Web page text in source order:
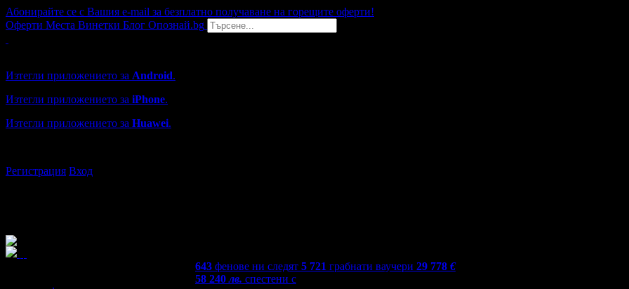
Абонирайте се с Вашия e-mail за безплатно получаване на горещите оферти!
Оферти Места Винетки Блог Опознай.bg
Изтегли приложението за Android.
Изтегли приложението за iPhone.
Изтегли приложението за Huawei.
Регистрация Вход
643 фенове ни следят 5 721 грабнати ваучери 29 778 €
58 240лв. спестени с